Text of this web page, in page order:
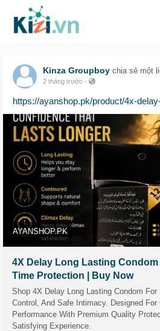
Kinza Groupboy chia sẻ một
2 tháng trước -
https://ayanshop.pk/product/4x-
AYANSHOP.PK
4X Delay Long Lasting
Time Protection | Buy Now
Shop 4X Delay Long Lasting Condom
Control, And Safe Intimacy. Designed
Performance With Premium Quality
Satisfying Experience.